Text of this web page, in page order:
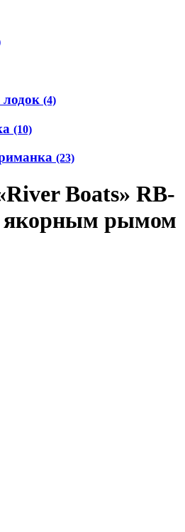
лодок (4)
(10)
(23)
Boats» RB-
якорным рымом